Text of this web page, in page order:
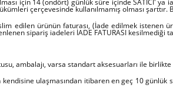
için 14 (ondört) günlük süre içinde SATICI'
çerçevesinde kullanılmamış olması şarttır.
edilen ürünün faturası, (İade edilmek
sipariş iadeleri İADE FATURASI kesilmediği
ambalajı, varsa standart aksesuarları ile
ulaşmasından itibaren en geç 10 günlük